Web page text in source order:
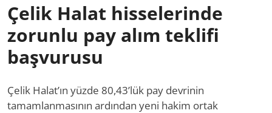
Çelik Halat hisselerinde
zorunlu pay alım teklifi
başvurusu
Çelik Halat’ın yüzde 80,43’lük pay devrinin
tamamlanmasının ardından yeni hakim ortak